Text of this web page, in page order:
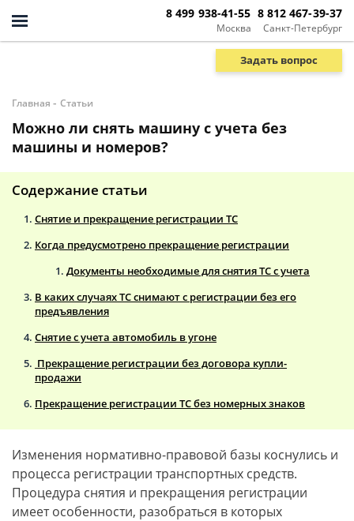
Москва
8 499 938-41-55
Санкт-Петербург
8 812 467-39-37
Задать вопрос
Главная - Статьи
Можно ли снять машину с учета без
машины и номеров?
Содержание статьи
Снятие и прекращение регистрации ТС
Когда предусмотрено прекращение регистрации
Документы необходимые для снятия ТС с учета
В каких случаях ТС снимают с регистрации без его
предъявления
Снятие с учета автомобиль в угоне
Прекращение регистрации без договора купли-
продажи
Прекращение регистрации ТС без номерных знаков
Изменения нормативно-правовой базы коснулись и
процесса регистрации транспортных средств.
Процедура снятия и прекращения регистрации
имеет особенности, разобраться в которых